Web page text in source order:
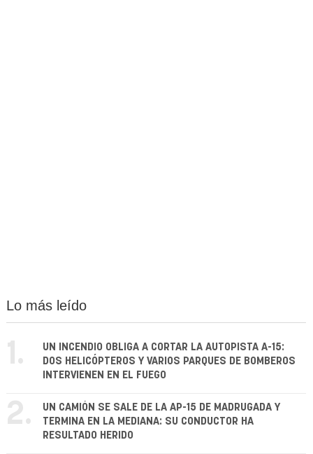
Lo más leído
1.
UN INCENDIO OBLIGA A CORTAR LA AUTOPISTA A-15:
DOS HELICÓPTEROS Y VARIOS PARQUES DE BOMBEROS
INTERVIENEN EN EL FUEGO
2.
UN CAMIÓN SE SALE DE LA AP-15 DE MADRUGADA Y
TERMINA EN LA MEDIANA: SU CONDUCTOR HA
RESULTADO HERIDO